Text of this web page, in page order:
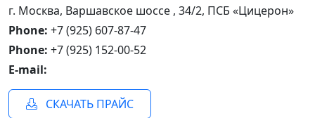
г. Москва, Варшавское шоссе , 34/2, ПСБ «Цицерон»
Phone: +7 (925) 607-87-47
Phone: +7 (925) 152-00-52
E-mail:
СКАЧАТЬ ПРАЙС